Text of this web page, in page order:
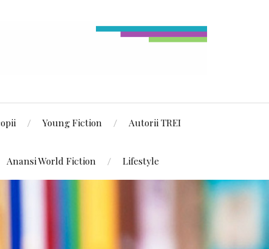
Young Fiction Autorii TREI
Anansi World Fiction Lifestyle